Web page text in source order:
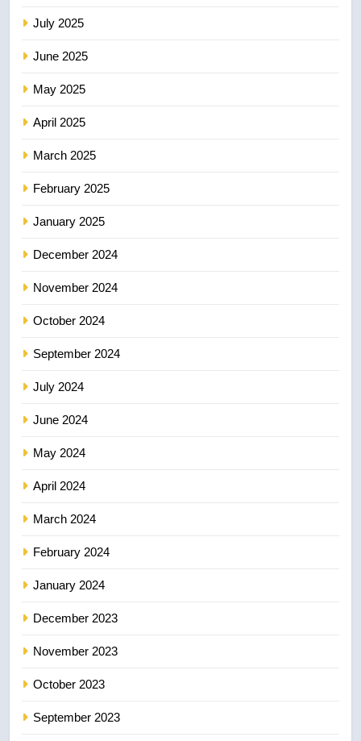
July 2025
June 2025
May 2025
April 2025
March 2025
February 2025
January 2025
December 2024
November 2024
October 2024
September 2024
July 2024
June 2024
May 2024
April 2024
March 2024
February 2024
January 2024
December 2023
November 2023
October 2023
September 2023